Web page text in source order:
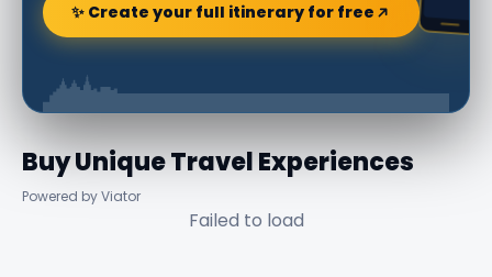
✨ Create your full itinerary for free
Buy Unique Travel Experiences
Powered by Viator
Failed to load